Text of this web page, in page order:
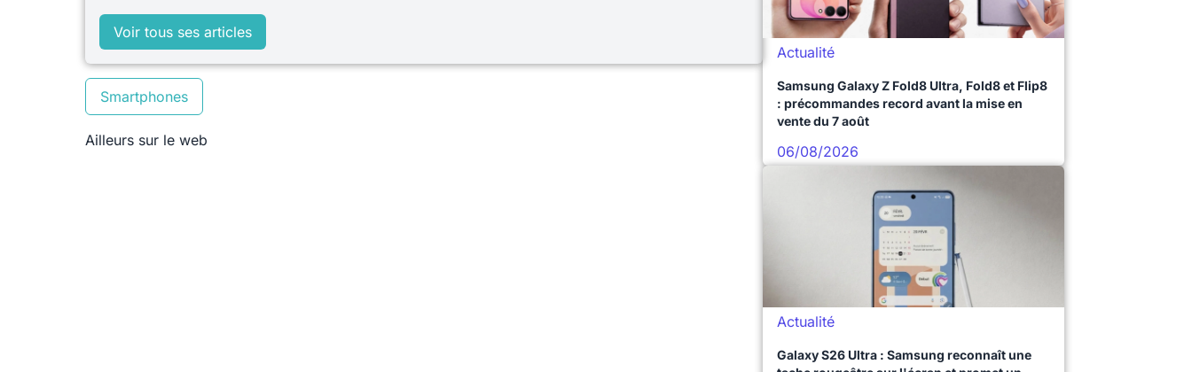
Voir tous ses articles
Smartphones
Ailleurs sur le web
Actualité
Samsung Galaxy Z Fold8 Ultra, Fold8 et Flip8
: précommandes record avant la mise en
vente du 7 août
06/08/2026
Actualité
Galaxy S26 Ultra : Samsung reconnaît une